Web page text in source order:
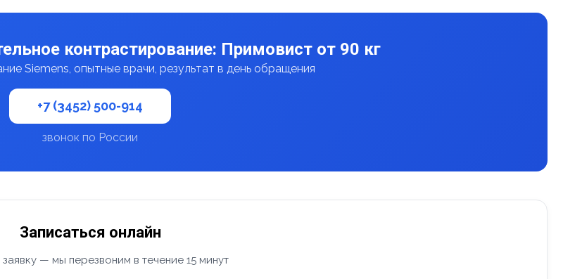
контрастирование: Примовист от 90 кг
Siemens, опытные врачи, результат в день обращения
+7 (3452) 500-914
звонок по России
Записаться онлайн
заявку — мы перезвоним в течение 15 минут